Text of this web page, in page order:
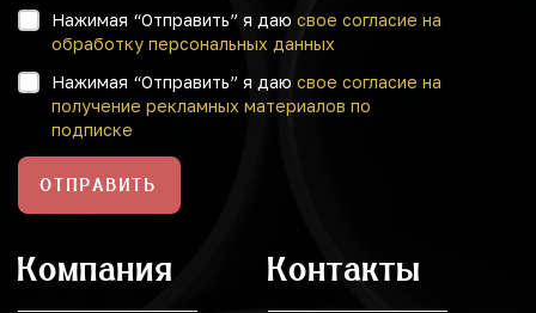
Нажимая “Отправить” я даю свое согласие на
обработку персональных данных
Нажимая “Отправить” я даю свое согласие на
получение рекламных материалов по
подписке
ОТПРАВИТЬ
Компания Контакты